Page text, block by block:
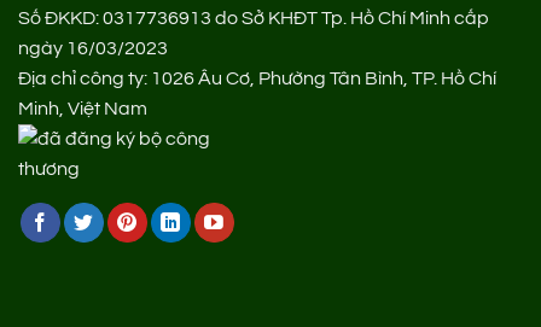
Số ĐKKD: 0317736913 do Sở KHĐT Tp. Hồ Chí Minh cấp
ngày 16/03/2023
Địa chỉ công ty: 1026 Âu Cơ, Phường Tân Bình, TP. Hồ Chí
Minh, Việt Nam